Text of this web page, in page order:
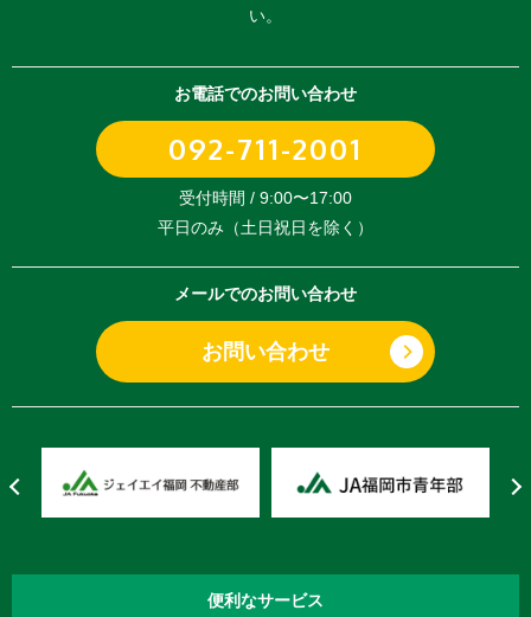
い。
お電話でのお問い合わせ
092-711-2001
受付時間 / 9:00〜17:00
平日のみ（土日祝日を除く）
メールでのお問い合わせ
お問い合わせ
便利なサービス